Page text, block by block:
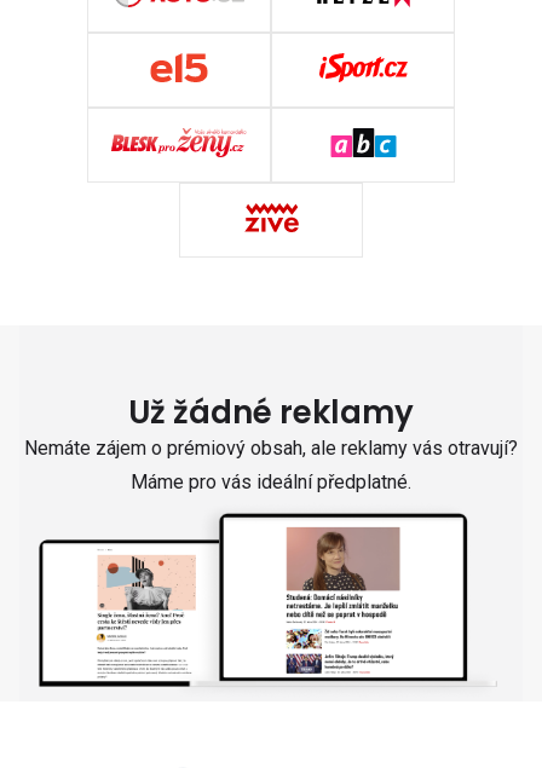
Už žádné reklamy
Nemáte zájem o prémiový obsah, ale reklamy vás otravují?
Máme pro vás ideální předplatné.